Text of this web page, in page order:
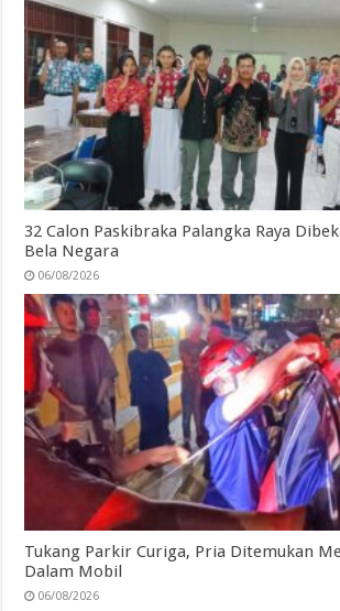
32 Calon Paskibraka Palangka Raya
Bela Negara
06/08/2026
Tukang Parkir Curiga, Pria Ditemukan
Dalam Mobil
06/08/2026